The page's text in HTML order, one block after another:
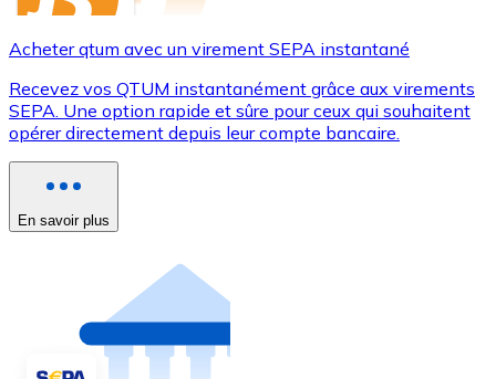
Acheter qtum avec un virement SEPA instantané
Recevez vos QTUM instantanément grâce aux virements
SEPA. Une option rapide et sûre pour ceux qui souhaitent
opérer directement depuis leur compte bancaire.
En savoir plus